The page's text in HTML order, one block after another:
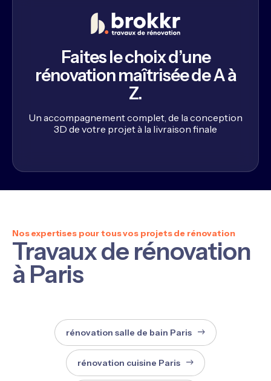
Faites le choix d’une
rénovation maîtrisée de A à
Z.
Un accompagnement complet, de la conception
3D de votre projet à la livraison finale
Nos expertises pour tous vos projets de rénovation
Travaux de rénovation
à Paris
rénovation salle de bain Paris
rénovation cuisine Paris